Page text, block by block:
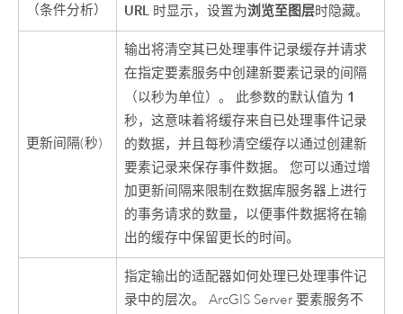
（条件分析）
URL 时显示，设置为浏览至图层时隐藏。
更新间隔(秒)
输出将清空其已处理事件记录缓存并请求
在指定要素服务中创建新要素记录的间隔
（以秒为单位）。 此参数的默认值为 1
秒，这意味着将缓存来自已处理事件记录
的数据，并且每秒清空缓存以通过创建新
要素记录来保存事件数据。 您可以通过增
加更新间隔来限制在数据库服务器上进行
的事务请求的数量，以便事件数据将在输
出的缓存中保留更长的时间。
指定输出的适配器如何处理已处理事件记
录中的层次。ArcGIS Server 要素服务不